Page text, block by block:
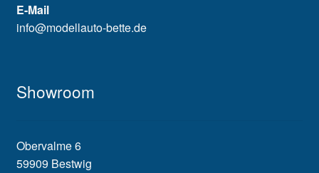
E-Mail
info@modellauto-bette.de
Showroom
Obervalme 6
59909 Bestwig